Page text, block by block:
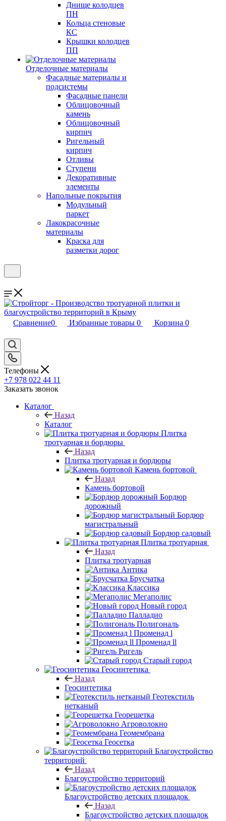
Днище колодцев
ПН
Кольца стеновые
КС
Крышки колодцев
ПП
Отделочные материалы
Фасадные материалы и
подсистемы
Фасадные панели
Облицовочный
камень
Облицовочный
кирпич
Ригельный
кирпич
Отливы
Ступени
Декоративные
элементы
Напольные покрытия
Модульный
паркет
Лакокрасочные
материалы
Краска для
разметки дорог
Сравнение0 Избранные товары 0 Корзина 0
Телефоны
+7 978 022 44 11
Заказать звонок
Каталог
Назад
Каталог
Плитка
тротуарная и бордюры
Назад
Плитка тротуарная и бордюры
Камень бортовой
Назад
Камень бортовой
Бордюр
дорожный
Бордюр
магистральный
Бордюр садовый
Плитка тротуарная
Назад
Плитка тротуарная
Антика
Брусчатка
Классика
Мегаполис
Новый город
Палладио
Полигональ
Променад l
Променад ll
Ригель
Старый город
Геосинтетика
Назад
Геосинтетика
Геотекстиль
нетканый
Георешетка
Агроволокно
Геомембрана
Геосетка
Благоустройство
территорий
Назад
Благоустройство территорий
Благоустройство детских площадок
Назад
Благоустройство детских площадок